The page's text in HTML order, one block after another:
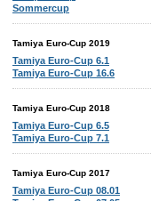
Sommercup
Tamiya Euro-Cup 2019
Tamiya Euro-Cup 6.1
Tamiya Euro-Cup 16.6
Tamiya Euro-Cup 2018
Tamiya Euro-Cup 6.5
Tamiya Euro-Cup 7.1
Tamiya Euro-Cup 2017
Tamiya Euro-Cup 08.01